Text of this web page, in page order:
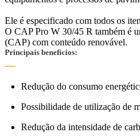
Ele é especificado com todos os
O CAP Pro W 30/45 R também é
(CAP) com conteúdo renovável.
Principais benefícios:
Redução do consumo
Possibilidade de utilização de
Redução da intensidade de